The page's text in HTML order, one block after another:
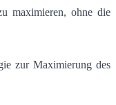
maximieren, ohne die
zur Maximierung des